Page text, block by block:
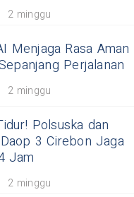
2 minggu
Menjaga Rasa Aman
Perjalanan
2 minggu
Polsuska dan
3 Cirebon Jaga
Jam
2 minggu